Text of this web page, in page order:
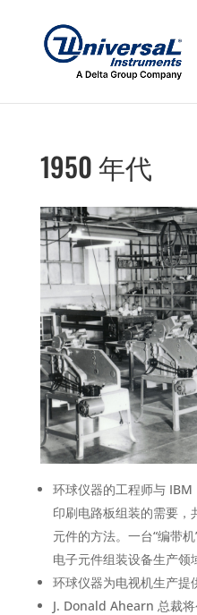
1950 年代
环球仪器的工程师与
印刷电路板组装的需要，
元件的方法。一台“编带
电子元件组装设备生产领
环球仪器为电视机生产提
J. Donald Ahearn 总裁